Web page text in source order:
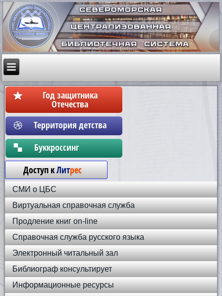
Год защитника
Отечества
Территория детства
Бyккpoccинг
Доступ кЛитрес
СМИ о ЦБС
Виртуальная справочная служба
Продление книг on-line
Справочная служба русского языка
Электронный читальный зал
Библиограф консультирует
Информационные ресурсы